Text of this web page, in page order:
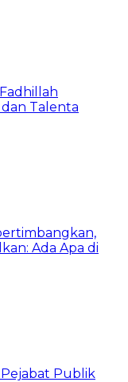
Talenta
Ada Apa di
Publik